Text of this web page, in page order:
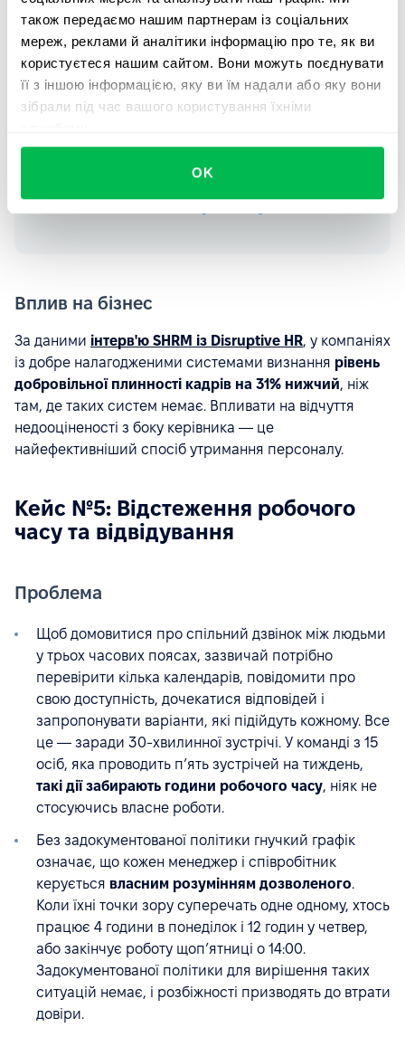
також передаємо нашим партнерам із соціальних
мереж, реклами й аналітики інформацію про те, як ви
користуєтеся нашим сайтом. Вони можуть поєднувати
її з іншою інформацією, яку ви їм надали або яку вони
зібрали під час вашого користування їхніми
OK
щотижневі відеодзвінки через
вбудований календар і
розпочинають кожну зустріч з
індивідуальної розповіді про
Дізнатися більше про модуль Perform
Вплив на бізнес
За даними інтерв'ю SHRM із Disruptive HR, у компаніях
із добре налагодженими системами визнання рівень
добровільної плинності кадрів на 31% нижчий, ніж
там, де таких систем немає. Впливати на відчуття
недооціненості з боку керівника — це
найефективніший спосіб утримання персоналу.
Кейс №5: Відстеження робочого
часу та відвідування
Проблема
Щоб домовитися про спільний дзвінок між людьми
у трьох часових поясах, зазвичай потрібно
перевірити кілька календарів, повідомити про
свою доступність, дочекатися відповідей і
запропонувати варіанти, які підійдуть кожному. Все
це — заради 30-хвилинної зустрічі. У команді з 15
осіб, яка проводить п’ять зустрічей на тиждень,
такі дії забирають години робочого часу, ніяк не
стосуючись власне роботи.
Без задокументованої політики гнучкий графік
означає, що кожен менеджер і співробітник
керується власним розумінням дозволеного.
Коли їхні точки зору суперечать одне одному, хтось
працює 4 години в понеділок і 12 годин у четвер,
або закінчує роботу щоп’ятниці о 14:00.
Задокументованої політики для вирішення таких
ситуацій немає, і розбіжності призводять до втрати
довіри.